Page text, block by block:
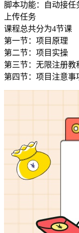
脚本功能：自动接
上传任务
课程总共分为4节课
第一节：项目原理
第二节：项目实操
第三节：无限注册教
第四节：项目注意事